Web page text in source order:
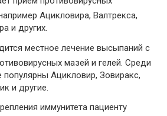
Ацикловира, Валтрекса,
и других.
местное лечение высыпаний с
мазей и гелей. Среди
популярны Ацикловир, Зовиракс,
и другие.
иммунитета пациенту